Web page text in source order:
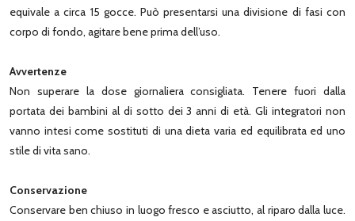
equivale a circa 15 gocce. Può presentarsi una divisione di fasi con
corpo di fondo, agitare bene prima dell’uso.
Avvertenze
Non superare la dose giornaliera consigliata. Tenere fuori dalla
portata dei bambini al di sotto dei 3 anni di età. Gli integratori non
vanno intesi come sostituti di una dieta varia ed equilibrata ed uno
stile di vita sano.
Conservazione
Conservare ben chiuso in luogo fresco e asciutto, al riparo dalla luce.